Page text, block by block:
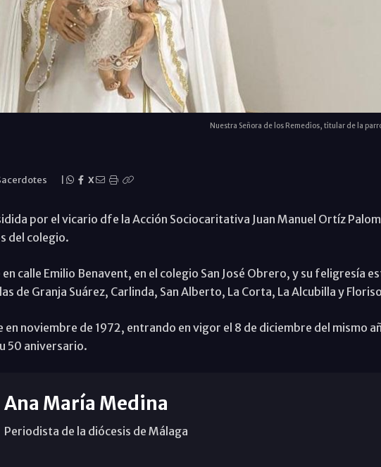
Nuestra Señora de los Remedios, titular de la
X
por el vicario dfe la Acción Sociocaritativa Juan Manuel Ortíz
del colegio.
calle Emilio Benavent, en el colegio San José Obrero, y su feligresía
de Granja Suárez, Carlinda, San Alberto, La Corta, La Alcubilla y
en noviembre de 1972, entrando en vigor el 8 de diciembre del mismo
50 aniversario.
Ana María Medina
Periodista de la diócesis de Málaga